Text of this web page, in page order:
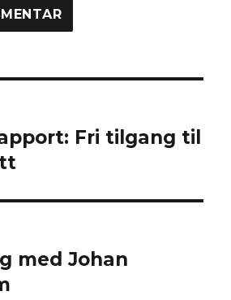
Fri tilgang til
med Johan